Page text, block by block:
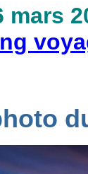
mars